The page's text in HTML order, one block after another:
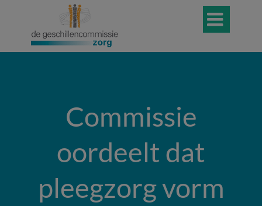

Commissie
oordeelt dat
pleegzorg vorm